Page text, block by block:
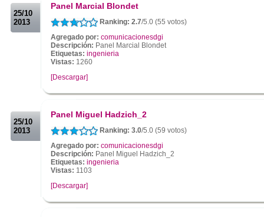
25/10
2013
Panel Marcial Blondet
Ranking: 2.7/5.0 (55 votos)
Agregado por: comunicacionesdgi
Descripción: Panel Marcial Blondet
Etiquetas: ingenieria
Vistas: 1260
[Descargar]
25/10
2013
Panel Miguel Hadzich_2
Ranking: 3.0/5.0 (59 votos)
Agregado por: comunicacionesdgi
Descripción: Panel Miguel Hadzich_2
Etiquetas: ingenieria
Vistas: 1103
[Descargar]